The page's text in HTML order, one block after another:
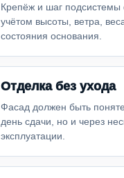
Крепёж и шаг подсистемы
учётом высоты, ветра,
состояния основания.
Отделка без ухода
Фасад должен быть
день сдачи, но и через
эксплуатации.